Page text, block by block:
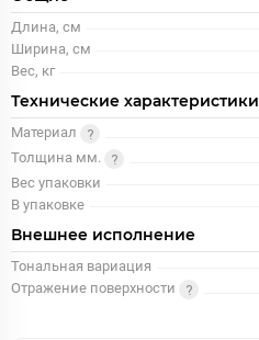
Длина, см
Ширина, см
Вес, кг
Технические характеристики
Материал
Толщина мм.
Вес упаковки
В упаковке
Внешнее исполнение
Тональная вариация
Отражение поверхности